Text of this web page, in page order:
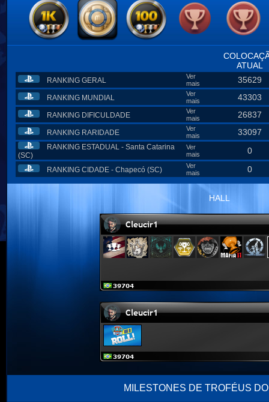
ATUAL
RANKING GERAL
Ver
mais
35629
RANKING MUNDIAL
Ver
mais
43303
RANKING DIFICULDADE
Ver
mais
26837
RANKING RARIDADE
Ver
mais
33097
RANKING ESTADUAL - Santa Catarina
(SC)
Ver
mais
0
RANKING CIDADE - Chapecó (SC)
Ver
mais
0
HALL
MILESTONES DE TROFÉUS